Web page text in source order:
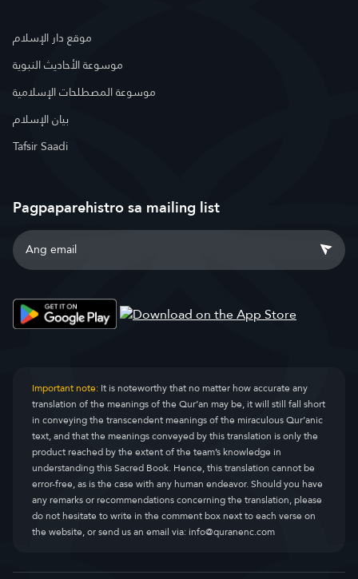
موقع دار الإسلام
موسوعة الأحاديث النبوية
موسوعة المصطلحات الإسلامية
بيان الإسلام
Tafsir Saadi
Pagpaparehistro sa mailing list
Important note:It is noteworthy that no matter how accurate any
translation of the meanings of the Qur’an may be, it will still fall short
in conveying the transcendent meanings of the miraculous Qur’anic
text, and that the meanings conveyed by this translation is only the
product reached by the extent of the team’s knowledge in
understanding this Sacred Book. Hence, this translation cannot be
error-free, as is the case with any human endeavor. Should you have
any remarks or recommendations concerning the translation, please
do not hesitate to write in the comment box next to each verse on
the website, or send us an email via:info@quranenc.com